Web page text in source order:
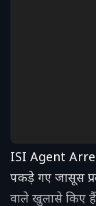
ISI Agent
पकड़े गए जासूस
वाले खुलासे किए